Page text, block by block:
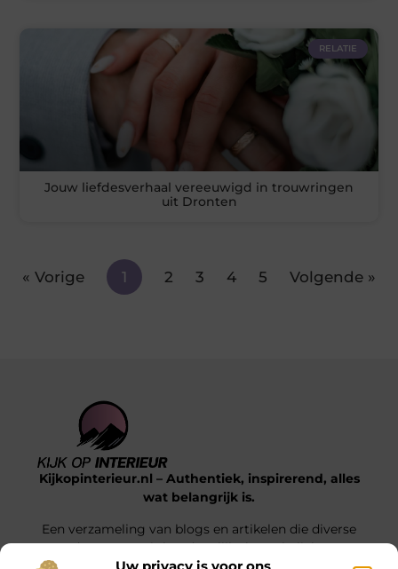
Uw privacy is voor ons
RELATIE
Jouw liefdesverhaal vereeuwigd in trouwringen
uit Dronten
« Vorige 1 2 3 4 5 Volgende »
Kijkopinterieur.nl – Authentiek, inspirerend, alles
wat belangrijk is.
Een verzameling van blogs en artikelen die diverse
onderwerpen uit het dagelijks leven belichten.